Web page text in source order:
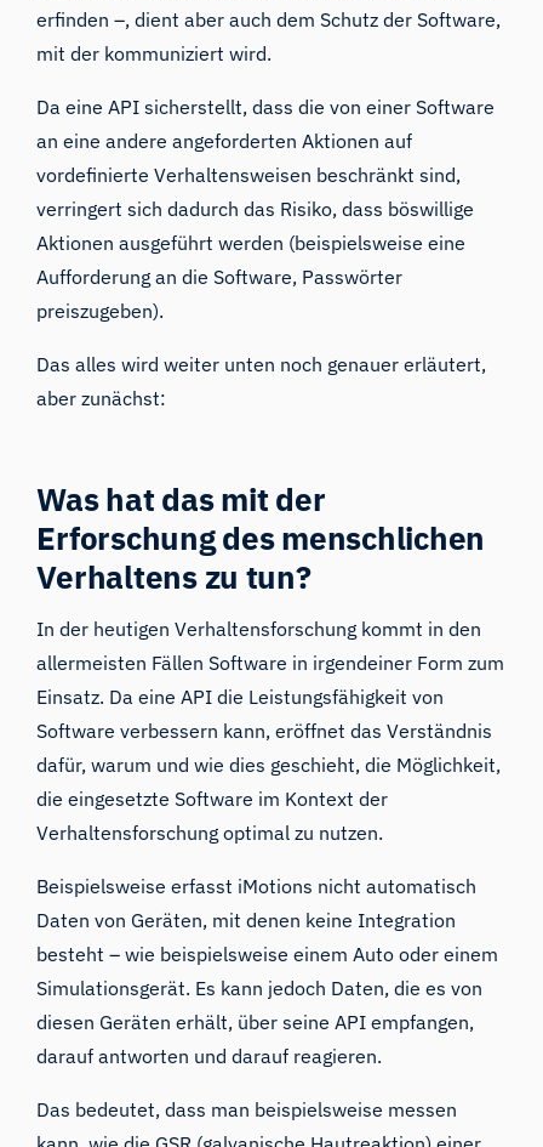
erfinden –, dient aber auch dem Schutz der Software,
mit der kommuniziert wird.
Da eine API sicherstellt, dass die von einer Software
an eine andere angeforderten Aktionen auf
vordefinierte Verhaltensweisen beschränkt sind,
verringert sich dadurch das Risiko, dass böswillige
Aktionen ausgeführt werden (beispielsweise eine
Aufforderung an die Software, Passwörter
preiszugeben).
Das alles wird weiter unten noch genauer erläutert,
aber zunächst:
Was hat das mit der
Erforschung des menschlichen
Verhaltenszu tun?
In der heutigen Verhaltensforschung kommt in den
allermeisten Fällen Software in irgendeiner Form zum
Einsatz. Da eine API die Leistungsfähigkeit von
Software verbessern kann, eröffnet das Verständnis
dafür, warum und wie dies geschieht, die Möglichkeit,
die eingesetzte Software im Kontext der
Verhaltensforschung optimal zu nutzen.
Beispielsweise erfasst iMotions nicht automatisch
Daten von Geräten, mit denen keine Integration
besteht – wie beispielsweise einem Auto oder einem
Simulationsgerät. Es kann jedoch Daten, die es von
diesen Geräten erhält, über seine API empfangen,
darauf antworten und darauf reagieren.
Das bedeutet, dass man beispielsweise messen